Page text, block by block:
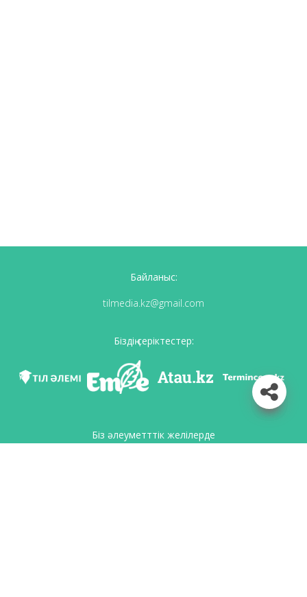
Байланыс:
tilmedia.kz@gmail.com
Біздің серіктестер:
Біз әлеуметттік желілерде